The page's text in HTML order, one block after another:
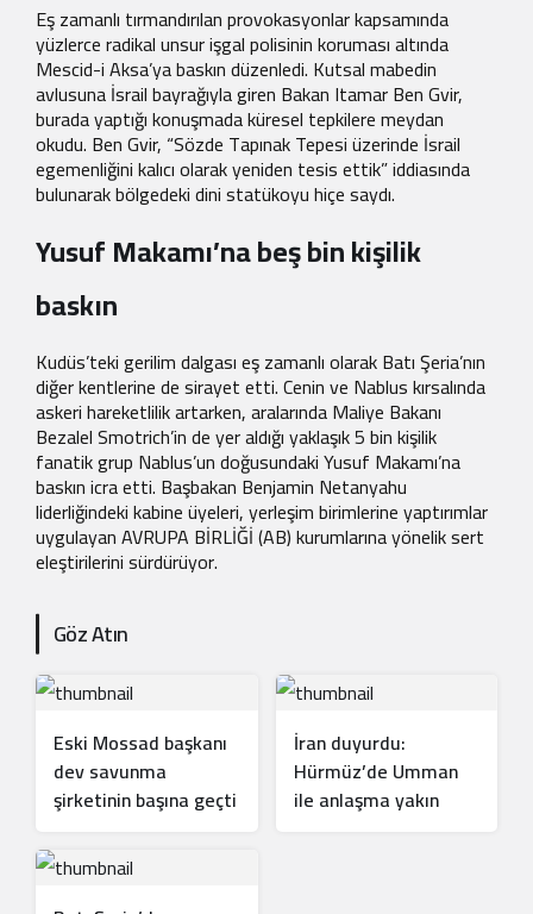
Eş zamanlı tırmandırılan provokasyonlar kapsamında
yüzlerce radikal unsur işgal polisinin koruması altında
Mescid-i Aksa’ya baskın düzenledi. Kutsal mabedin
avlusuna İsrail bayrağıyla giren Bakan Itamar Ben Gvir,
burada yaptığı konuşmada küresel tepkilere meydan
okudu. Ben Gvir, “Sözde Tapınak Tepesi üzerinde İsrail
egemenliğini kalıcı olarak yeniden tesis ettik” iddiasında
bulunarak bölgedeki dini statükoyu hiçe saydı.
Yusuf Makamı’na beş bin kişilik
baskın
Kudüs’teki gerilim dalgası eş zamanlı olarak Batı Şeria’nın
diğer kentlerine de sirayet etti. Cenin ve Nablus kırsalında
askeri hareketlilik artarken, aralarında Maliye Bakanı
Bezalel Smotrich’in de yer aldığı yaklaşık 5 bin kişilik
fanatik grup Nablus’un doğusundaki Yusuf Makamı’na
baskın icra etti. Başbakan Benjamin Netanyahu
liderliğindeki kabine üyeleri, yerleşim birimlerine yaptırımlar
uygulayan AVRUPA BİRLİĞİ (AB) kurumlarına yönelik sert
eleştirilerini sürdürüyor.
Göz Atın
Eski Mossad başkanı
dev savunma
şirketinin başına geçti
İran duyurdu:
Hürmüz’de Umman
ile anlaşma yakın